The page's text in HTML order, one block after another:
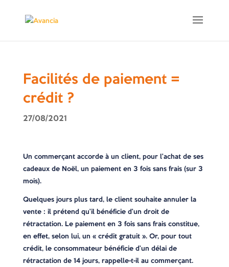
Facilités de paiement =
crédit ?
27/08/2021
Un commerçant accorde à un client, pour l’achat de ses
cadeaux de Noël, un paiement en 3 fois sans frais (sur 3
mois).
Quelques jours plus tard, le client souhaite annuler la
vente : il prétend qu’il bénéficie d’un droit de
rétractation. Le paiement en 3 fois sans frais constitue,
en effet, selon lui, un « crédit gratuit ». Or, pour tout
crédit, le consommateur bénéficie d’un délai de
rétractation de 14 jours, rappelle-t-il au commerçant.